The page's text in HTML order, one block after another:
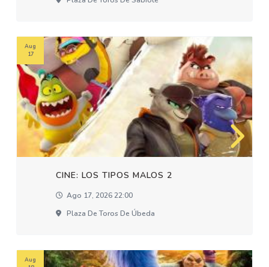
CINE: LOS TIPOS MALOS 2
Ago 17, 2026 22:00
Plaza De Toros De Úbeda
Aug
17
Aug